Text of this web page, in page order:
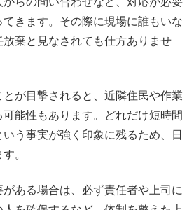
きます。その際に現場に誰もいな
棄と見なされても仕方ありませ
とが目撃されると、近隣住民や作業
能性もあります。どれだけ短時間
う事実が強く印象に残るため、日
。
ある場合は、必ず責任者や上司に